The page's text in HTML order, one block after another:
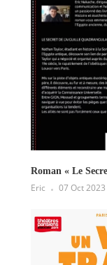
Roman « Le
Eric 07 Oct 2023